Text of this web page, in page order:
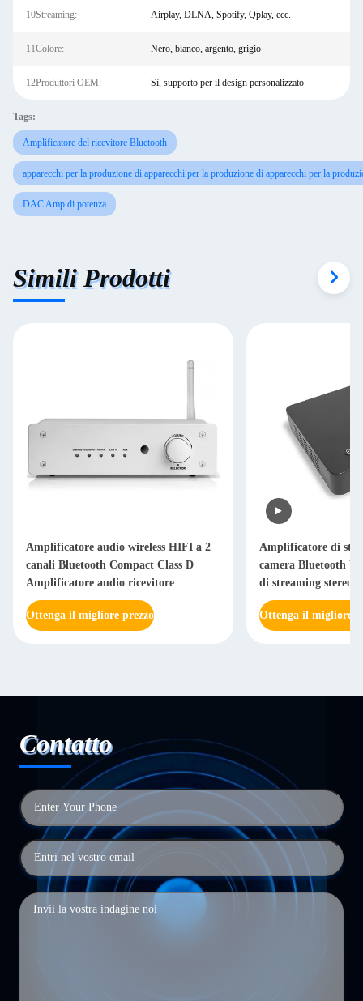
10Streaming: Airplay, DLNA, Spotify, Qplay, ecc.
11Colore: Nero, bianco, argento, grigio
12Produttori OEM: Sì, supporto per il design personalizzato
Tags:
Amplificatore del ricevitore Bluetooth
apparecchi per la produzione di apparecchi per la produzione di apparecchi per la
DAC Amp di potenza
Simili Prodotti
Amplificatore audio wireless HIFI a 2
canali Bluetooth Compact Class D
Amplificatore audio ricevitore
Ottenga il migliore prezzo
Amplificatore di
camera Bluetooth
di streaming stereo
ricevitore
Ottenga il migliore
Contatto